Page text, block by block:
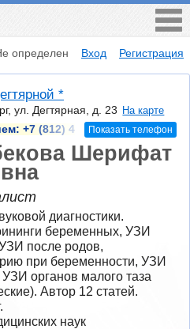
определен Вход Регистрация
*
ул. Дегтярная, д. 23 На карте
+7 (812) 4 Показать телефон
Шерифат
диагностики.
беременных, УЗИ
после родов,
при беременности, УЗИ
органов малого таза
Автор 12 статей.
наук